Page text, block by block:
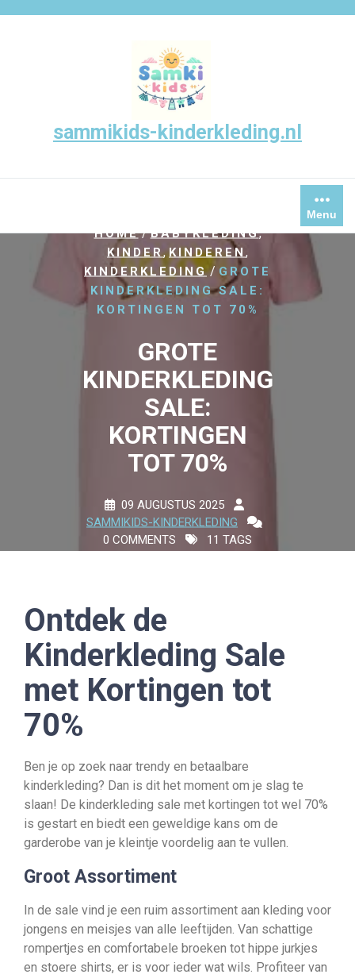
sammikids-kinderkleding.nl
Menu
HOME/BABYKLEDING,
KINDER,KINDEREN ,
KINDERKLEDING/ GROTE
KINDERKLEDING SALE:
KORTINGEN TOT 70%
GROTE
KINDERKLEDING
SALE:
KORTINGEN
TOT 70%
09 AUGUSTUS 2025
SAMMIKIDS-KINDERKLEDING
0 COMMENTS
11 TAGS
Ontdek de
Kinderkleding Sale
met Kortingen tot
70%
Ben je op zoek naar trendy en betaalbare
kinderkleding? Dan is dit het moment om je slag te
slaan! De kinderkleding sale met kortingen tot wel 70%
is gestart en biedt een geweldige kans om de
garderobe van je kleintje voordelig aan te vullen.
Groot Assortiment
In de sale vind je een ruim assortiment aan kleding voor
jongens en meisjes van alle leeftijden. Van schattige
rompertjes en comfortabele broeken tot hippe jurkjes
en stoere shirts, er is voor ieder wat wils. Profiteer van